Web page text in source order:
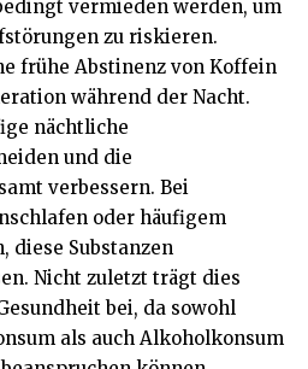
vermieden werden, um
zu riskieren.
frühe Abstinenz von Koffein
während der Nacht.
nächtliche
und die
verbessern. Bei
oder häufigem
diese Substanzen
Nicht zuletzt trägt dies
bei, da sowohl
als auch Alkoholkonsum